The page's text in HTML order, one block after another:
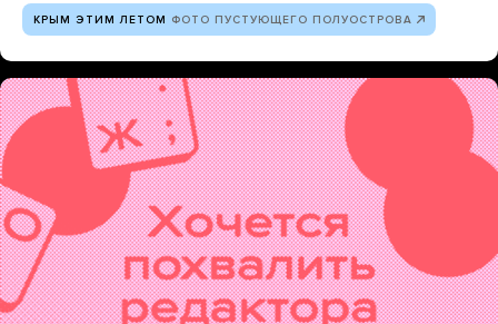
КРЫМ ЭТИМ ЛЕТОМ ФОТО ПУСТУЮЩЕГО ПОЛУОСТРОВА